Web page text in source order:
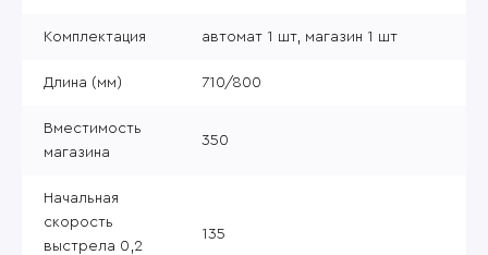
Комплектация автомат 1 шт, магазин 1 шт
Длина (мм) 710/800
Вместимость
магазина
350
Начальная
скорость
выстрела 0,2
135